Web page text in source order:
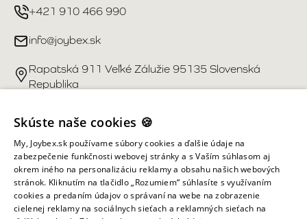
+421 910 466 990
info@joybex.sk
Rapatská 911 Veľké Zálužie 95135 Slovenská
Republika
Užitočné odkazy
Účet
Informácie obchodu
Skúste naše cookies 🍪
My, Joybex.sk používame súbory cookies a ďalšie údaje na
zabezpečenie funkčnosti webovej stránky a s Vaším súhlasom aj
okrem iného na personalizáciu reklamy a obsahu našich webových
stránok. Kliknutím na tlačidlo „Rozumiem“ súhlasíte s využívaním
cookies a predaním údajov o správaní na webe na zobrazenie
cielenej reklamy na sociálnych sieťach a reklamných sieťach na